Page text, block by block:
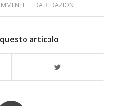
DA REDAZIONE
articolo